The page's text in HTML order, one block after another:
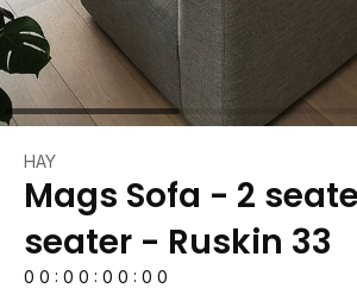
HAY
Mags Sofa - 2
seater - Ruskin 33
0 0 : 0 0 : 0 0 : 0 0